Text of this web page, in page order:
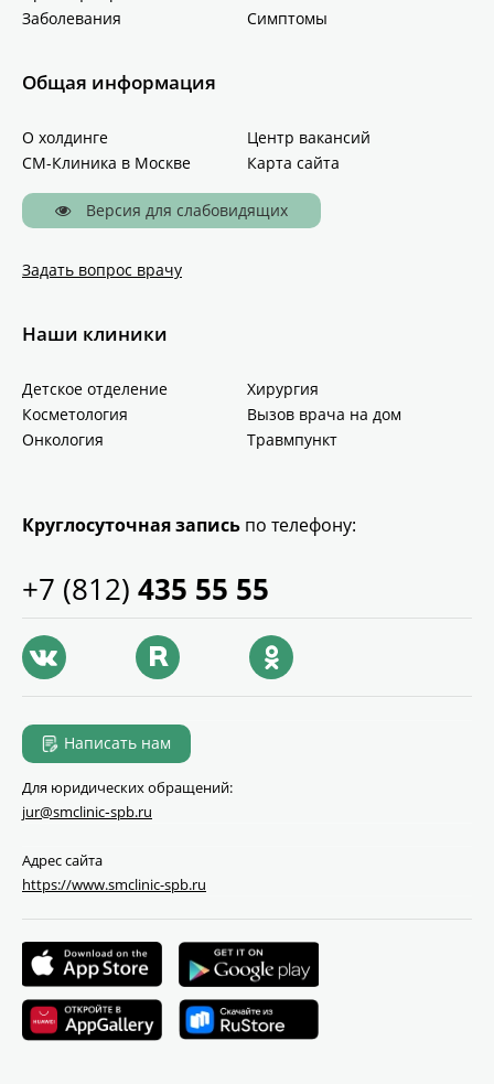
Заболевания
Симптомы
Общая информация
О холдинге
Центр вакансий
СМ-Клиника в Москве
Карта сайта
Версия для слабовидящих
Задать вопрос врачу
Наши клиники
Детское отделение
Хирургия
Косметология
Вызов врача на дом
Онкология
Травмпункт
Круглосуточная запись по телефону:
+7 (812) 435 55 55
Написать нам
Для юридических обращений:
jur@smclinic‑spb.ru
Адрес сайта
https://www.smclinic-spb.ru